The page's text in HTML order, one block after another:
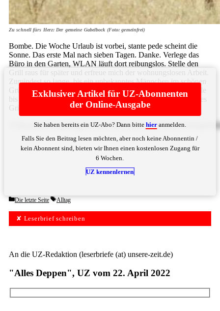
Zu schnell fürs Herz: Der gemeine Gabelbock (Foto: gemeinfrei)
Bombe. Die Woche Urlaub ist vorbei, stante pede scheint die
Sonne. Das erste Mal nach sieben Tagen. Danke. Verlege das
Büro in den Garten, WLAN läuft dort reibungslos. Stelle den
Grill raus für später und erfreue mich der wohnungslosen Arbeit.
Zumindest so lange, bis ein unbekanntes Männchen im schönen
Grün steht und verkündet: „Bombenentschärfung, ihr müsst alle
bis 14.30 Uhr raus aus den Gärten.“ Packe mein extra gekauftes
Grillzeug, meine ... Bittehieranmelden
Exklusiver Artikel für UZ-Abonnenten
der Online-Ausgabe
Sie haben bereits ein UZ-Abo? Dann bitte hieranmelden.
Falls Sie den Beitrag lesen möchten, aber noch keine Abonnentin /
kein Abonnent sind, bieten wir Ihnen einen kostenlosen Zugang für
6 Wochen.
UZ kennenlernen
Categories
Die letzte Seite Tags
Alltag
✘ Leserbrief schreiben
An die UZ-Redaktion (leserbriefe (at) unsere-zeit.de)
"Alles Deppen", UZ vom 22. April 2022